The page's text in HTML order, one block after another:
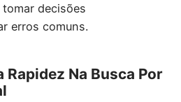
decisões
erros comuns.
Na Busca Por